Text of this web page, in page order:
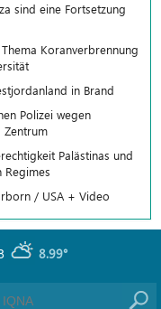
sind eine Fortsetzung
Koranverbrennung
in Brand
Polizei wegen
Zentrum
Palästinas und
/ USA + Video
8.99°